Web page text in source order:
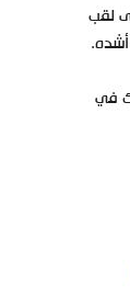
لقب
في